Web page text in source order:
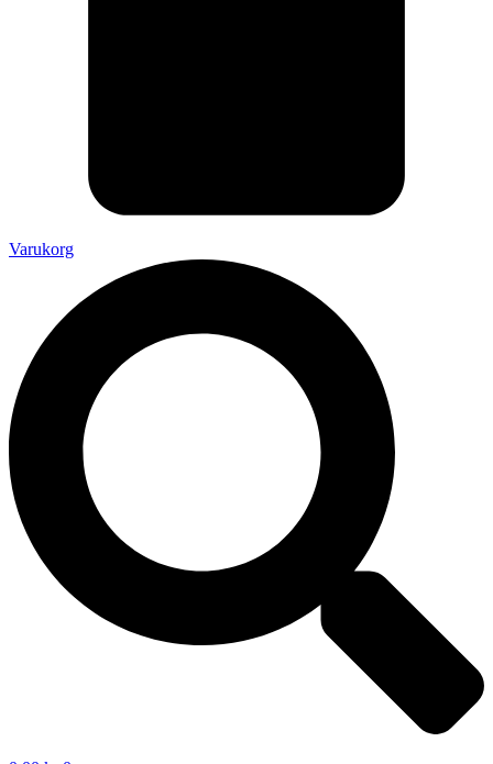
Varukorg